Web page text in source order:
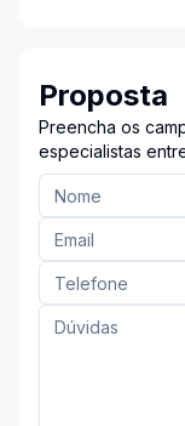
Proposta
Preencha os
especialistas